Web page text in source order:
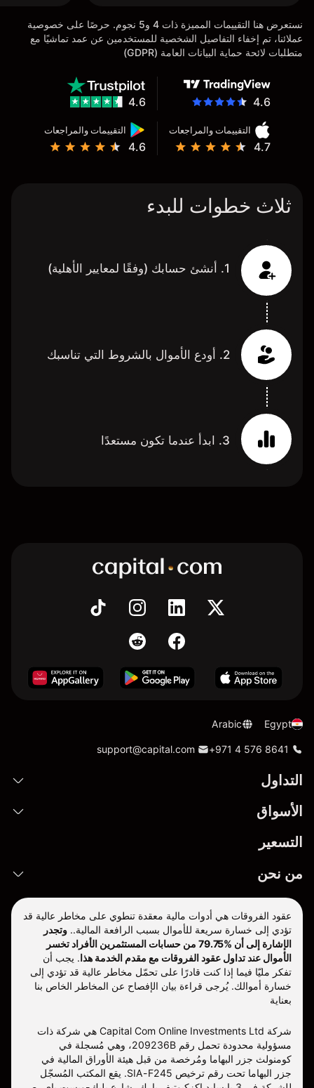
نستعرض هنا التقييمات المميزة ذات 4 و5 نجوم. حرصًا على خصوصية
عملائنا، تم إخفاء التفاصيل الشخصية للمستخدمين عن عمد تماشيًا مع
متطلبات لائحة حماية البيانات العامة (GDPR)
4.6
التقييمات والمراجعات
4.7
التقييمات والمراجعات
4.6
4.6
ثلاث خطوات للبدء
1. أنشئ حسابك (وفقًا لمعايير الأهلية)
2. أودع الأموال بالشروط التي تناسبك
3. ابدأ عندما تكون مستعدًا
Egypt
Arabic
+971 4 576 8641
support@capital.com
التداول
الأسواق
التسعير
من نحن
عقود الفروقات هي أدوات مالية معقدة تنطوي على مخاطر عالية قد
تؤدي إلى خسارة سريعة للأموال بسبب الرافعة المالية.. وتجدر
الإشارة إلى أن %79.75 من حسابات المستثمرين الأفراد تخسر
الأموال عند تداول عقود الفروقات مع مقدم الخدمة هذا. يجب أن
تفكر مليّا فيما إذا كنت قادرًا على تحمّل مخاطر عالية قد تؤدي إلى
خسارة أموالك. يُرجى قراءة بيان الإفصاح عن المخاطر الخاص بنا
بعناية
شركة Capital Com Online Investments Ltd هي شركة ذات
مسؤولية محدودة تحمل رقم 209236B، وهي مُسجلة في
كومنولث جزر البهاما ومُرخصة من قبل هيئة الأوراق المالية في
جزر البهاما تحت رقم ترخيص SIA-F245. يقع المكتب المُسجّل